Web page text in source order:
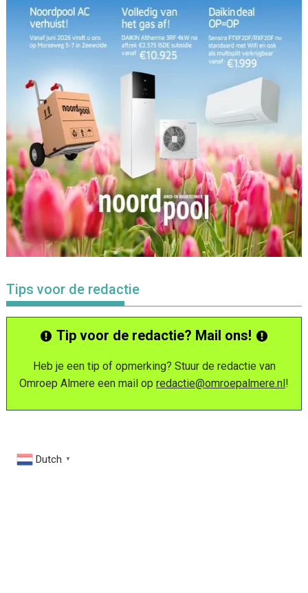
Tips voor de redactie
Tip voor de redactie? Mail ons!
Heb je een tip of opmerking? Stuur de redactie van
Omroep Almere een mail op redactie@omroepalmere.nl!
Dutch ▼